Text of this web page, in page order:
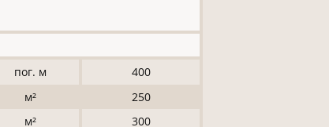
пог. м
400
м²
250
м²
300